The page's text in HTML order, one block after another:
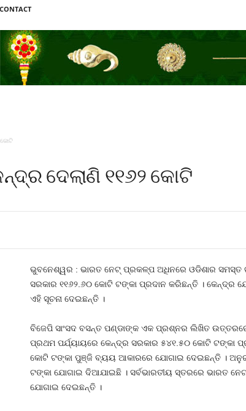
CONTACT
ଦେଲାଣି ୧୧୬୨ କୋଟି
ଭୁବନେଶ୍ୱର : ଭାରତ ନେଟ୍‍ ପ୍ରକଳ୍ପ ଅଧିନରେ ଓଡିଶାର ସମସ୍ତ
ସରକାର ୧୧୬୨.୬୦ କୋଟି ଟଙ୍କା ପ୍ରଦାନ କରିଛନ୍ତି । କେନ୍ଦ୍ର
ଏହି ସୂଚନା ଦେଇଛନ୍ତି ।
ବିଜେପି ସାଂସଦ ବସନ୍ତ ପଣ୍ଡାଙ୍କ ଏକ ପ୍ରଶ୍ନର ଲିଖିତ
ପ୍ରଥମ ପର୍ଯ୍ୟାୟରେ କେନ୍ଦ୍ର ସରକାର ୫୪୧.୫୦ କୋଟି ଟଙ୍କା
କୋଟି ଟଙ୍କା ପୁଞ୍ଜି ବ୍ୟୟ ଆକାରରେ ଯୋଗାଇ ଦେଇଛନ୍ତି ।
ଟଙ୍କା ଯୋଗାଇ ଦିଆଯାଇଛି । ସର୍ବଭାରତୀୟ ସ୍ତରରେ ଭାରତ
ଯୋଗାଇ ଦେଇଛନ୍ତି ।